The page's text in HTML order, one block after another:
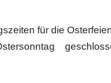
für die